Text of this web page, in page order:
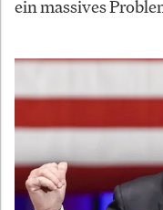
ein massives